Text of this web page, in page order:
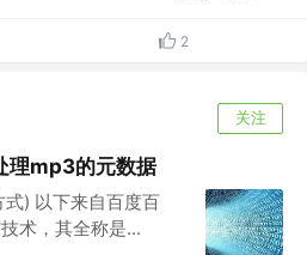
2
关注
理mp3的元数据
) 以下来自百度百
术，其全称是...